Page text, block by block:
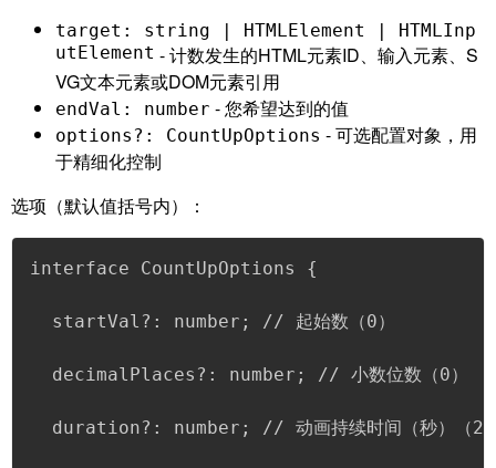
target: string | HTMLElement | HTMLInp
utElement - 计数发生的HTML元素ID、输入元素、S
VG文本元素或DOM元素引用
endVal: number - 您希望达到的值
options?: CountUpOptions - 可选配置对象，用
于精细化控制
选项 （默认值括号内）：
interface CountUpOptions {
  startVal?: number; // 起始数（0）
  decimalPlaces?: number; // 小数位数（0）
duration?: number; // 动画持续时间（秒）（2